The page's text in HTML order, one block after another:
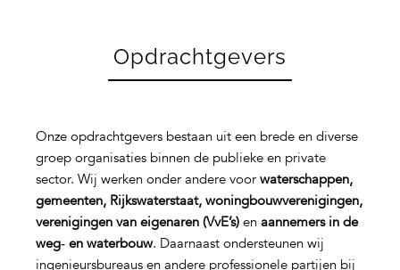
Opdrachtgevers
Onze opdrachtgevers bestaan uit een brede en diverse
groep organisaties binnen de publieke en private
sector. Wij werken onder andere voor waterschappen,
gemeenten, Rijkswaterstaat, woningbouwverenigingen,
verenigingen van eigenaren (VvE’s)en aannemers in de
weg‑ en waterbouw. Daarnaast ondersteunen wij
ingenieursbureaus en andere professionele partijen bij